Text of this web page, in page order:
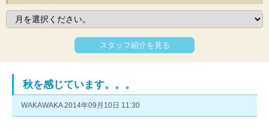
スタッフ紹介を見る
秋を感じています。。。
WAKAWAKA 2014年09月10日 11:30